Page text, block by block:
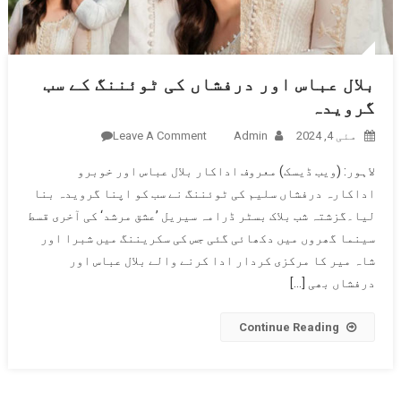
بلال عباس اور درفشاں کی ٹوئننگ کے سب
گرویدہ
مئی 4, 2024 Admin
Leave A Comment
کی ٹوئننگ
کے سب
گرویدہ
لاہور: (ویب ڈیسک) معروف اداکار بلال عباس اور خوبرو
اداکارہ درفشاں سلیم کی ٹوئننگ نے سب کو اپنا گرویدہ بنا
لیا۔گزشتہ شب بلاک بسٹر ڈرامہ سیریل ’عشق مرشد‘ کی آخری قسط
سینما گھروں میں دکھائی گئی جس کی سکریننگ میں شبرا اور
شاہ میر کا مرکزی کردار ادا کرنے والے بلال عباس اور
درفشاں بھی […]
Continue Reading